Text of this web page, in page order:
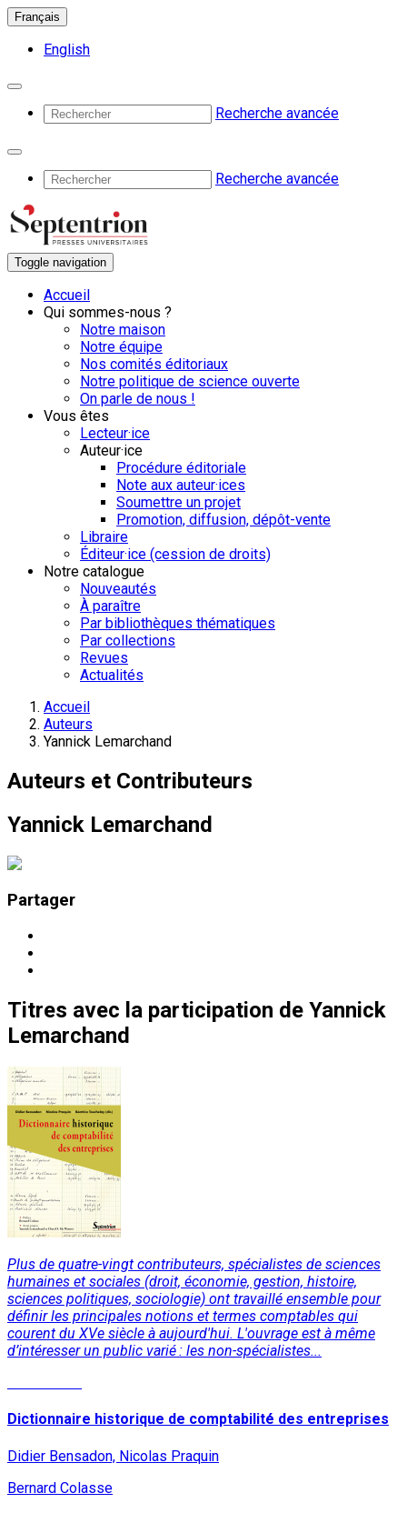
Français
English
Recherche avancée
Recherche avancée
Toggle navigation
Accueil
Qui sommes-nous ?
Notre maison
Notre équipe
Nos comités éditoriaux
Notre politique de science ouverte
On parle de nous !
Vous êtes
Lecteur·ice
Auteur·ice
Procédure éditoriale
Note aux auteur·ices
Soumettre un projet
Promotion, diffusion, dépôt-vente
Libraire
Éditeur·ice (cession de droits)
Notre catalogue
Nouveautés
À paraître
Par bibliothèques thématiques
Par collections
Revues
Actualités
Accueil
Auteurs
Yannick Lemarchand
Auteurs et Contributeurs
Yannick Lemarchand
Partager
Titres avec la participation de Yannick
Lemarchand
Plus de quatre-vingt contributeurs, spécialistes de sciences
humaines et sociales (droit, économie, gestion, histoire,
sciences politiques, sociologie) ont travaillé ensemble pour
définir les principales notions et termes comptables qui
courent du XVe siècle à aujourd'hui. L'ouvrage est à même
d’intéresser un public varié : les non-spécialistes...
Dictionnaire historique de comptabilité des entreprises
Didier Bensadon, Nicolas Praquin
Bernard Colasse